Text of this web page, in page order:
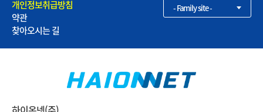
개인정보취급방침
약관
찾아오시는 길
- Family site -